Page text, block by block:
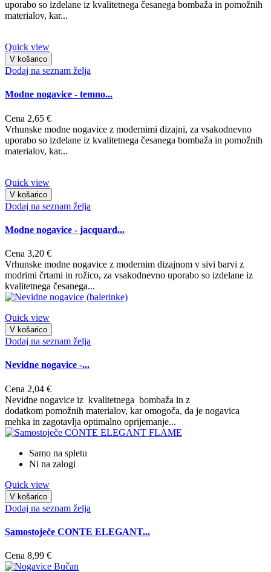
uporabo so izdelane iz kvalitetnega česanega bombaža in pomožnih
materialov, kar...
Quick view
V košarico
Dodaj na seznam želja
Modne nogavice - temno...
Cena 2,65 €
Vrhunske modne nogavice z modernimi dizajni, za vsakodnevno
uporabo so izdelane iz kvalitetnega česanega bombaža in pomožnih
materialov, kar...
Quick view
V košarico
Dodaj na seznam želja
Modne nogavice - jacquard...
Cena 3,20 €
Vrhunske modne nogavice z modernim dizajnom v sivi barvi z
modrimi črtami in rožico, za vsakodnevno uporabo so izdelane iz
kvalitetnega česanega...
Quick view
V košarico
Dodaj na seznam želja
Nevidne nogavice -...
Cena 2,04 €
Nevidne nogavice iz kvalitetnega bombaža in z
dodatkom pomožnih materialov, kar omogoča, da je nogavica
mehka in zagotavlja optimalno oprijemanje...
Samo na spletu
Ni na zalogi
Quick view
V košarico
Dodaj na seznam želja
Samostoječe CONTE ELEGANT...
Cena 8,99 €